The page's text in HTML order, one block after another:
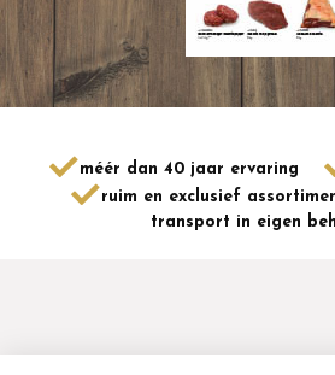
méér dan 40 jaar ervaring
ruim en exclusief
transport in eigen